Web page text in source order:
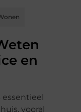
en
essentieel
vooral